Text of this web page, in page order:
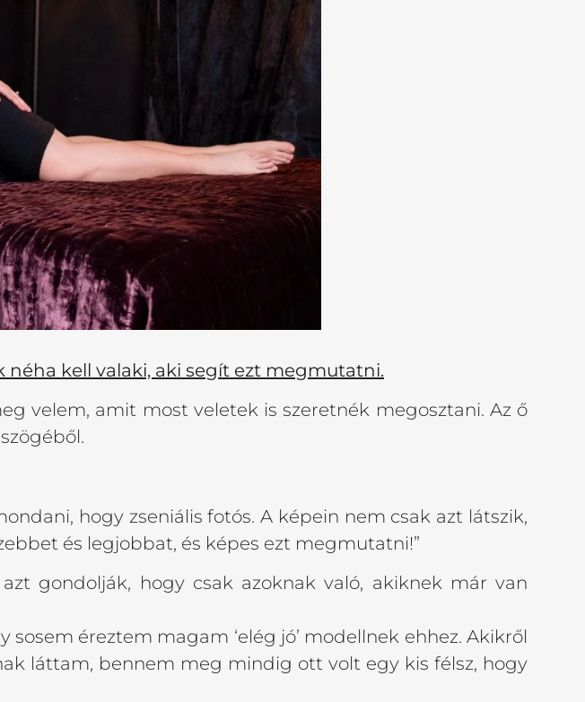
néha kell valaki, aki segít ezt megmutatni.
velem, amit most veletek is szeretnék megosztani. Az ő
hogy zseniális fotós. A képein nem csak azt látszik,
és legjobbat, és képes ezt megmutatni!”
azt gondolják, hogy csak azoknak való, akiknek már van
éreztem magam ‘elég jó’ modellnek ehhez. Akikről
láttam, bennem meg mindig ott volt egy kis félsz, hogy